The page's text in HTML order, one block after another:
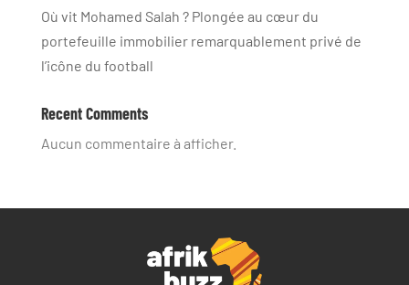
Où vit Mohamed Salah ? Plongée au cœur du
portefeuille immobilier remarquablement privé de
l’icône du football
Recent Comments
Aucun commentaire à afficher.